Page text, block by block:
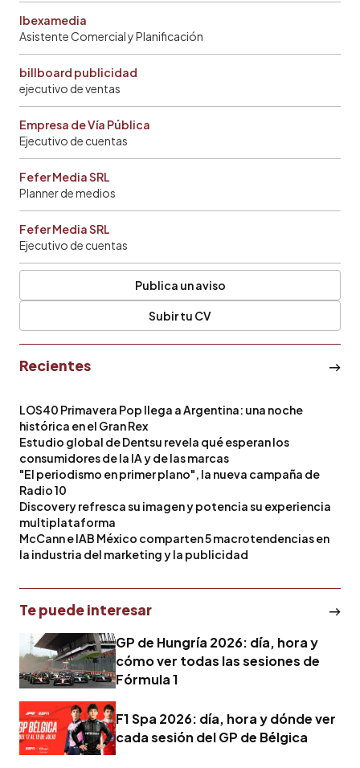
Ibexamedia
Asistente Comercial y Planificación
billboard publicidad
ejecutivo de ventas
Empresa de Vía Pública
Ejecutivo de cuentas
Fefer Media SRL
Planner de medios
Fefer Media SRL
Ejecutivo de cuentas
Publica un aviso
Subir tu CV
Recientes
LOS40 Primavera Pop llega a Argentina: una noche
histórica en el Gran Rex
Estudio global de Dentsu revela qué esperan los
consumidores de la IA y de las marcas
"El periodismo en primer plano", la nueva campaña de
Radio 10
Discovery refresca su imagen y potencia su experiencia
multiplataforma
McCann e IAB México comparten 5 macrotendencias en
la industria del marketing y la publicidad
Te puede interesar
GP de Hungría 2026: día, hora y
cómo ver todas las sesiones de
Fórmula 1
F1 Spa 2026: día, hora y dónde ver
cada sesión del GP de Bélgica